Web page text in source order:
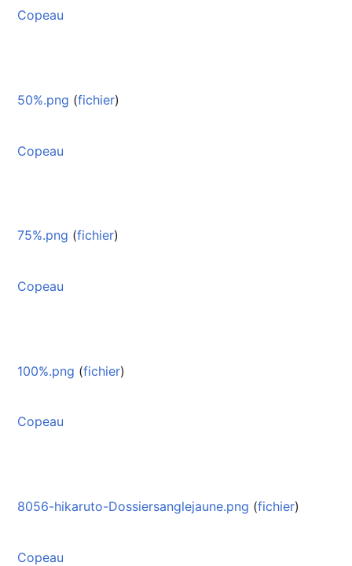
Copeau
50%.png (fichier)
Copeau
75%.png (fichier)
Copeau
100%.png (fichier)
Copeau
8056-hikaruto-Dossiersanglejaune.png (fichier)
Copeau